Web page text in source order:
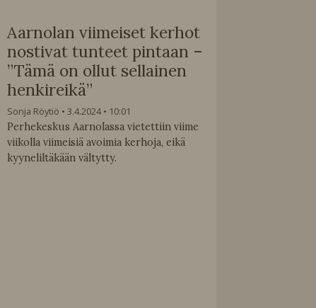
Aarnolan viimeiset kerhot
nostivat tunteet pintaan –
”Tämä on ollut sellainen
henkireikä”
Sonja Röytiö 3.4.2024
10:01
Perhekeskus Aarnolassa vietettiin viime
viikolla viimeisiä avoimia kerhoja, eikä
kyyneliltäkään vältytty.